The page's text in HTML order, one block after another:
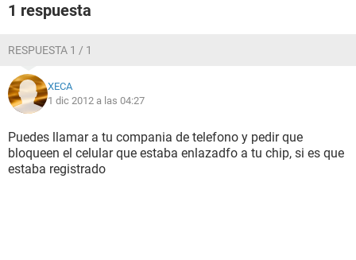
1 respuesta
RESPUESTA 1 / 1
XECA
1 dic 2012 a las 04:27
Puedes llamar a tu compania de telefono y pedir que
bloqueen el celular que estaba enlazadfo a tu chip, si es que
estaba registrado